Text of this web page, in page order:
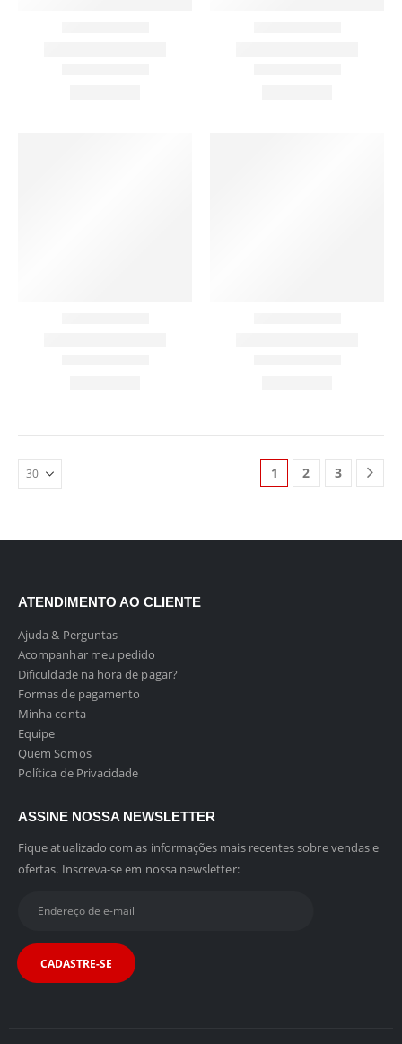
1 2 3
ATENDIMENTO AO CLIENTE
Ajuda & Perguntas
Acompanhar meu pedido
Dificuldade na hora de pagar?
Formas de pagamento
Minha conta
Equipe
Quem Somos
Política de Privacidade
ASSINE NOSSA NEWSLETTER
Fique atualizado com as informações mais recentes sobre vendas e
ofertas. Inscreva-se em nossa newsletter: